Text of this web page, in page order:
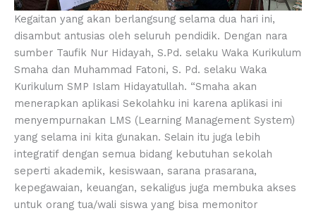
Kegaitan yang akan berlangsung selama dua hari ini,
disambut antusias oleh seluruh pendidik. Dengan nara
sumber Taufik Nur Hidayah, S.Pd. selaku Waka Kurikulum
Smaha dan Muhammad Fatoni, S. Pd. selaku Waka
Kurikulum SMP Islam Hidayatullah. “Smaha akan
menerapkan aplikasi Sekolahku ini karena aplikasi ini
menyempurnakan LMS (Learning Management System)
yang selama ini kita gunakan. Selain itu juga lebih
integratif dengan semua bidang kebutuhan sekolah
seperti akademik, kesiswaan, sarana prasarana,
kepegawaian, keuangan, sekaligus juga membuka akses
untuk orang tua/wali siswa yang bisa memonitor